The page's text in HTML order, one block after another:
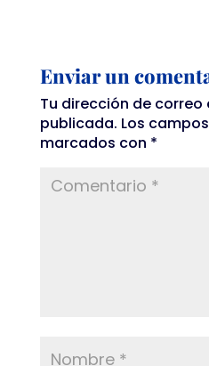
Enviar un
Tu dirección de
publicada. Los
marcados con *